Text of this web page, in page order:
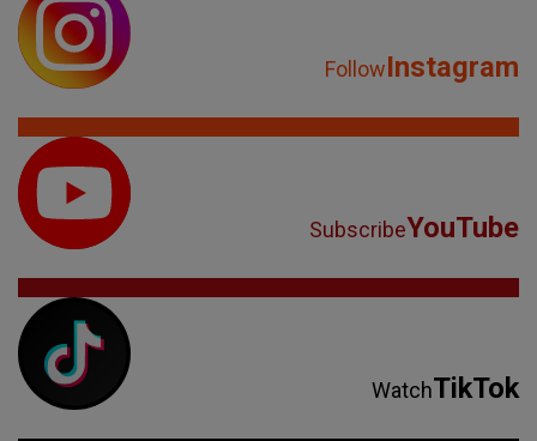
FollowInstagram
SubscribeYouTube
WatchTikTok